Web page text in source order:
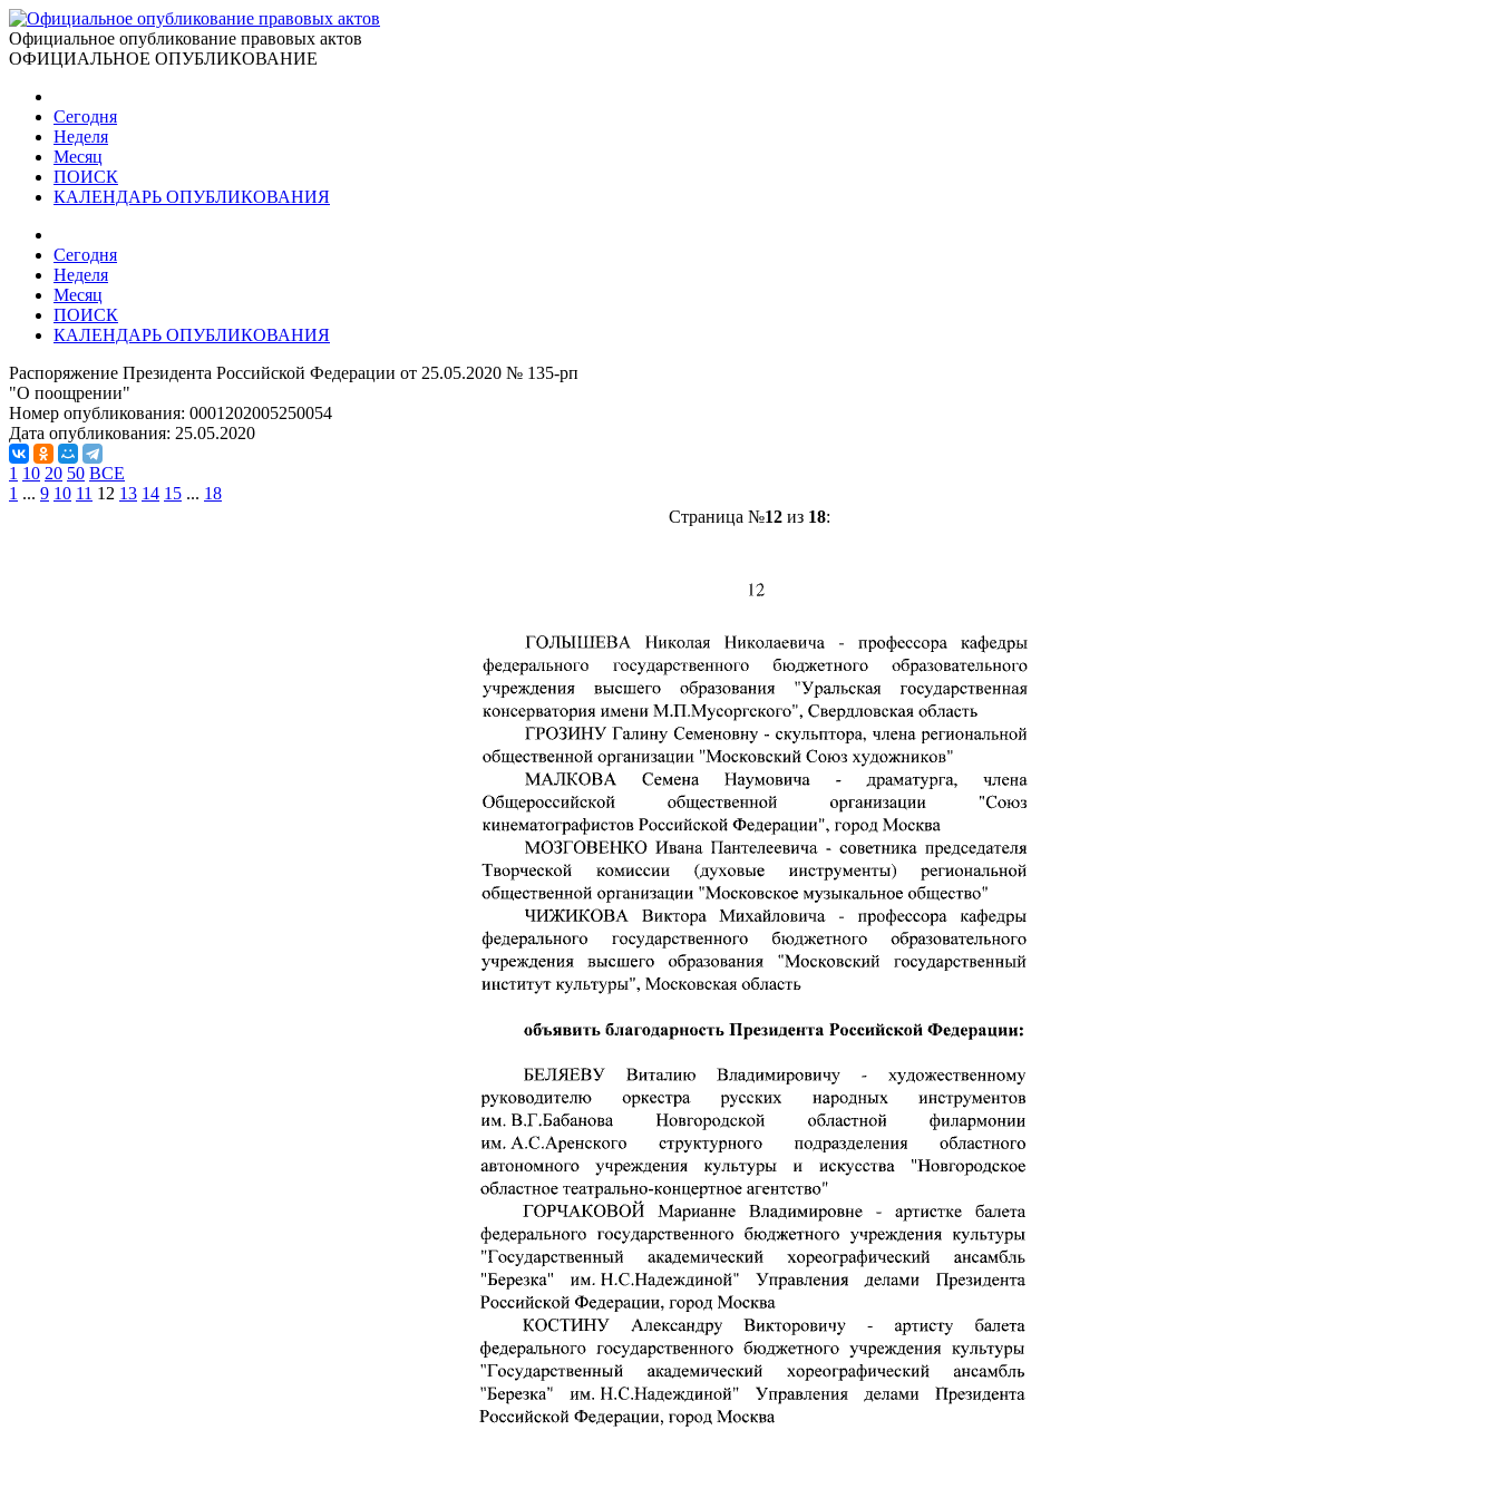
Официальное опубликование правовых актов
ОФИЦИАЛЬНОЕ ОПУБЛИКОВАНИЕ
Сегодня
Неделя
Месяц
ПОИСК
КАЛЕНДАРЬ ОПУБЛИКОВАНИЯ
Сегодня
Неделя
Месяц
ПОИСК
КАЛЕНДАРЬ ОПУБЛИКОВАНИЯ
Распоряжение Президента Российской Федерации от 25.05.2020 № 135-рп
"О поощрении"
Номер опубликования: 0001202005250054
Дата опубликования: 25.05.2020
1 10 20 50 ВСЕ
1 ... 9 10 11 12 13 14 15 ... 18
Страница №12из 18: